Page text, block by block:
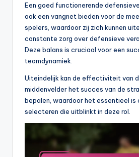
Een goed functionerende
ook een vangnet bieden voor de
spelers, waardoor zij zich kunnen
constante zorg over defensieve
Deze balans is cruciaal voor een
teamdynamiek.
Uiteindelijk kan de effectiviteit van
middenvelder het succes van de
bepalen, waardoor het essentieel is
selecteren die uitblinkt in deze rol.